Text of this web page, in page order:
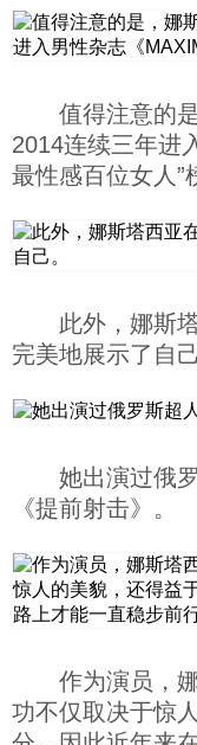
值得注意的
2014连续三年进
最性感百位女人”
此外，娜斯
完美地展示了自己
她出演过俄
《提前射击》。
作为演员，
功不仅取决于惊